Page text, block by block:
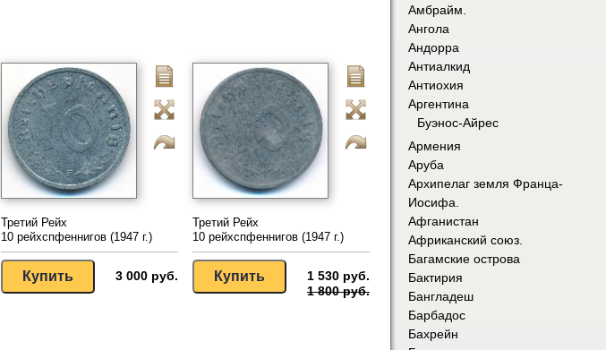
Третий Рейх
10 рейхспфеннигов (1947 г.)
3 000 руб.
Третий Рейх
10 рейхспфеннигов (1947 г.)
1 530 руб.
1 800 руб.
Амбрайм.
Ангола
Андорра
Антиалкид
Антиохия
Аргентина
Буэнос-Айрес
Армения
Аруба
Архипелаг земля Франца-
Иосифа.
Афганистан
Африканский союз.
Багамские острова
Бактирия
Бангладеш
Барбадос
Бахрейн